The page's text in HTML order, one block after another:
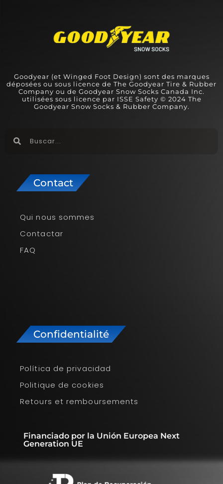
Goodyear (et Winged Foot Design) sont des marques
déposées ou sous licence de The Goodyear Tire & Rubber
Company ou de Goodyear Snow Socks Canada Inc.
utilisées sous licence par ISSE Safety © 2024 The
Goodyear Snow Socks & Rubber Company.
Contact
Qui nous sommes
Contactar
FAQ
Confidentialité
Política de privacidad
Politique de cookies
Retours et remboursements
Financiado por la Unión Europea Next
Generation UE